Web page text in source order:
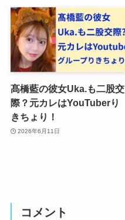
髙橋藍の彼女Uka.も二股交
際？元カレはYouTuberり
きちょり！
2026年6月11日
コメント